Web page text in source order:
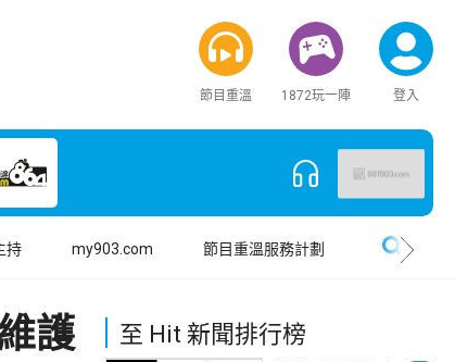
節目重溫 1872玩一陣 登入
持 my903.com 節目重溫服務計劃
護
至 Hit 新聞排行榜